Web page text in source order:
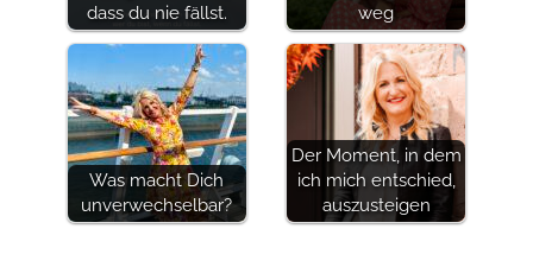
dass du nie fällst.
weg
Was macht Dich
unverwechselbar?
Der Moment, in dem
ich mich entschied,
auszusteigen